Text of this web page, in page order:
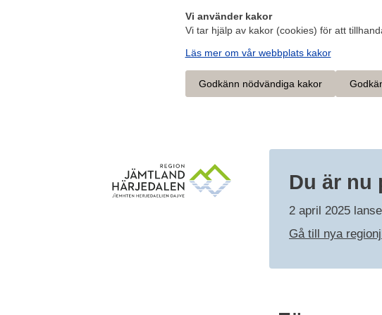
Vi använder kakor
Vi tar hjälp av kakor (cookies) för att
Läs mer om vår webbplats kakor
Godkänn nödvändiga kakor
Du är nu
2 april 2025
Gå till nya